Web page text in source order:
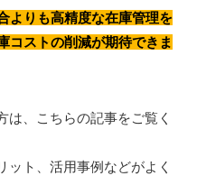
よりも高精度な在庫管理を
コストの削減が期待できま
は、こちらの記事をご覧く
ット、活用事例などがよく